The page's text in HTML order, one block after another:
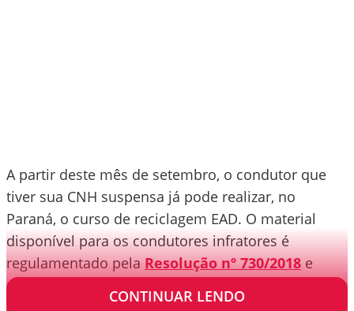
A partir deste mês de setembro, o condutor que
tiver sua CNH suspensa já pode realizar, no
Paraná, o curso de reciclagem EAD. O material
disponível para os condutores infratores é
regulamentado pelaResolução nº 730/2018e
pela Portaria n.º117/2018 COOHA-DG, do Estado.
CONTINUAR LENDO